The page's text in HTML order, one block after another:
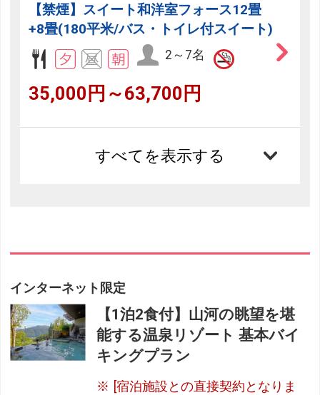
【禁煙】スイート和洋室フォース12畳
+8畳(180平米/バス・トイレ付スイート)
2～7名
35,000円～63,700円
すべてを表示する
インターネット限定
【1泊2食付】山河の眺望を堪
能する温泉リゾート 基本バイ
キングプラン
[宿泊施設との直接契約となりま